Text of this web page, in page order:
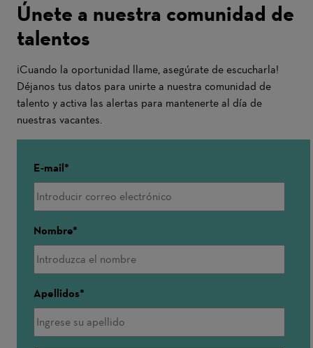
Únete a nuestra comunidad de
talentos
¡Cuando la oportunidad llame, asegúrate de escucharla!
Déjanos tus datos para unirte a nuestra comunidad de
talento y activa las alertas para mantenerte al día de
nuestras vacantes.
E-mail
Nombre
Apellidos